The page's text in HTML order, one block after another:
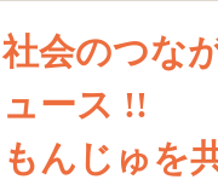
社会のつな
ュース !!
もんじゅを